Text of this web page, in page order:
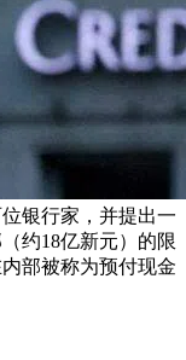
银行家，并提出一
约18亿新元）的限
部被称为预付现金